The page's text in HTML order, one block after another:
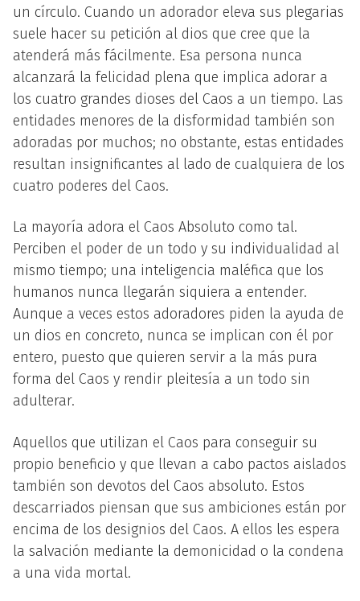
un círculo. Cuando un adorador eleva sus plegarias
suele hacer su petición al dios que cree que la
atenderá más fácilmente. Esa persona nunca
alcanzará la felicidad plena que implica adorar a
los cuatro grandes dioses del Caos a un tiempo. Las
entidades menores de la disformidad también son
adoradas por muchos; no obstante, estas entidades
resultan insignificantes al lado de cualquiera de los
cuatro poderes del Caos.
La mayoría adora el Caos Absoluto como tal.
Perciben el poder de un todo y su individualidad al
mismo tiempo; una inteligencia maléfica que los
humanos nunca llegarán siquiera a entender.
Aunque a veces estos adoradores piden la ayuda de
un dios en concreto, nunca se implican con él por
entero, puesto que quieren servir a la más pura
forma del Caos y rendir pleitesía a un todo sin
adulterar.
Aquellos que utilizan el Caos para conseguir su
propio beneficio y que llevan a cabo pactos aislados
también son devotos del Caos absoluto. Estos
descarriados piensan que sus ambiciones están por
encima de los designios del Caos. A ellos les espera
la salvación mediante la demonicidad o la condena
a una vida mortal.